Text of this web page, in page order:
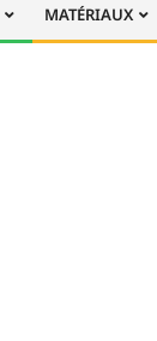
MATÉRIAUX